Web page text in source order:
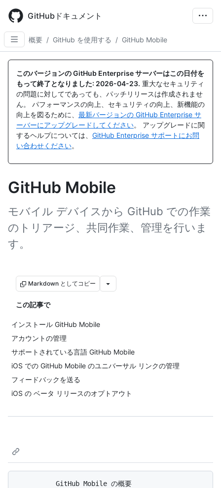
main
content
GitHubドキュメント
概要 / GitHub を使用する / GitHub Mobile
このバージョンの GitHub Enterprise サーバーはこの日付を
もって終了となりました: 2026-04-23. 重大なセキュリティ
の問題に対してであっても、パッチリリースは作成されませ
ん。 パフォーマンスの向上、セキュリティの向上、新機能の
向上を図るために、 最新バージョンの GitHub Enterprise サ
ーバーにアップグレードしてください。 アップグレードに関
するヘルプについては、 GitHub Enterprise サポートにお問
い合わせください。
GitHub Mobile
モバイル デバイスから GitHub での作業
のトリアージ、共同作業、管理を行いま
す。
Markdown としてコピー
この記事で
インストール GitHub Mobile
アカウントの管理
サポートされている言語 GitHub Mobile
iOS での GitHub Mobile のユニバーサル リンクの管理
フィードバックを送る
iOS の ベータ リリースのオプトアウト